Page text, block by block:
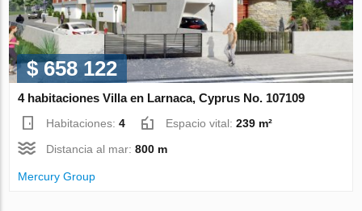
$ 658 122
4 habitaciones Villa en Larnaca, Cyprus No. 107109
Habitaciones:4 Espacio vital:239 m²
Distancia al mar:800 m
Mercury Group